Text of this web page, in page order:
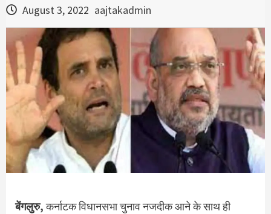
August 3, 2022 aajtakadmin
बेंगलुरु,कर्नाटक विधानसभा चुनाव नजदीक आने के साथ ही